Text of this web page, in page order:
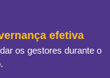
efetiva
os gestores durante o